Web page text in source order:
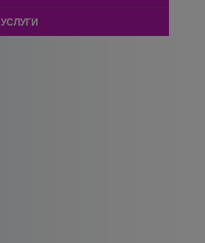
УСЛУГИ